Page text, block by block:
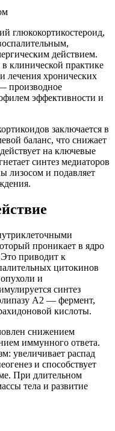
глюкокортикостероид,
действием.
клинической практике
лечения хронических
производное
эффективности и
заключается в
баланс, что снижает
на ключевые
синтез медиаторов
лизосом и подавляет
проникает в ядро
приводит к
цитокинов
и
синтез
А2 — фермент,
кислоты.
снижением
иммунного ответа.
увеличивает распад
и способствует
При длительном
тела и развитие